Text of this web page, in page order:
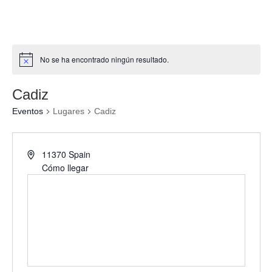
No se ha encontrado ningún resultado.
Cadiz
Eventos Lugares Cadiz
11370 Spain
Cómo llegar